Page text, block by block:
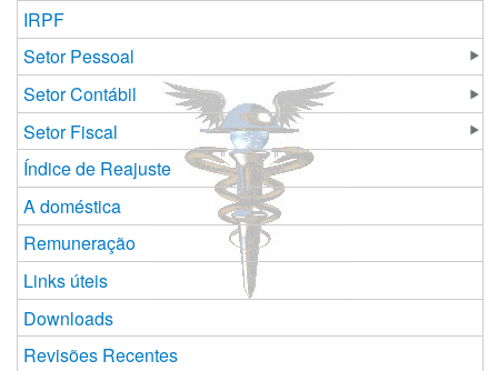
IRPF
Setor Pessoal
Setor Contábil
Setor Fiscal
Índice de Reajuste
A doméstica
Remuneração
Links úteis
Downloads
Revisões Recentes